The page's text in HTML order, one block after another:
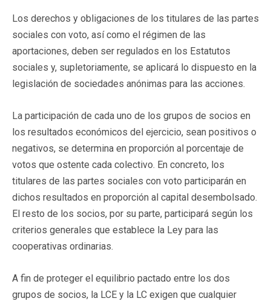
Los derechos y obligaciones de los titulares de las partes
sociales con voto, así como el régimen de las
aportaciones, deben ser regulados en los Estatutos
sociales y, supletoriamente, se aplicará lo dispuesto en la
legislación de sociedades anónimas para las acciones.
La participación de cada uno de los grupos de socios en
los resultados económicos del ejercicio, sean positivos o
negativos, se determina en proporción al porcentaje de
votos que ostente cada colectivo. En concreto, los
titulares de las partes sociales con voto participarán en
dichos resultados en proporción al capital desembolsado.
El resto de los socios, por su parte, participará según los
criterios generales que establece la Ley para las
cooperativas ordinarias.
A fin de proteger el equilibrio pactado entre los dos
grupos de socios, la LCE y la LC exigen que cualquier